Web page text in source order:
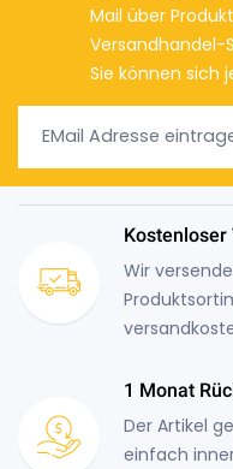
Mail über
Versandhandel-
Sie können sich
Kostenloser
Wir
1 Monat
Der Artikel
einfach